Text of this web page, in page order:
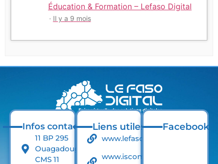
Éducation & Formation – Lefaso Digital
Il y a 9 mois
Infos contact
11 BP 295
Ouagadougou
CMS 11
Liens utiles
www.lefaso.net
www.iscom-
Facebook